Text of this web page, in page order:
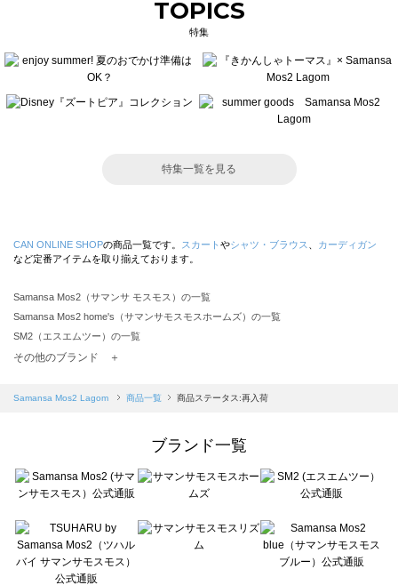
TOPICS
特集
特集一覧を見る
CAN ONLINE SHOPの商品一覧です。 スカート やシャツ・ブラウス
カーディガン
など定番アイテムを取り揃えております。
Samansa Mos2（サマンサ モスモス）の一覧
Samansa Mos2 home's（サマンサモスモスホームズ）の一覧
SM2（エスエムツー）の一覧
TSUHARU by Samansa Mos2（ツハルバイサマンサモスモス）の一覧
Samansa Mos2 blue（サマンサモスモス ブルー）の一覧
Te chichi（テチチ）の一覧
Te chichi CLASSIC（テチチ クラシック）の一覧
Lugnoncure（ルノンキュール）の一覧
BETTY'S BLUE（べティーズブルー）の一覧
Wpc.（ワールドパーティー）の一覧
その他のブランド ＋
Samansa Mos2 Lagom 商品一覧 商品ステータス:再入荷
ブランド一覧